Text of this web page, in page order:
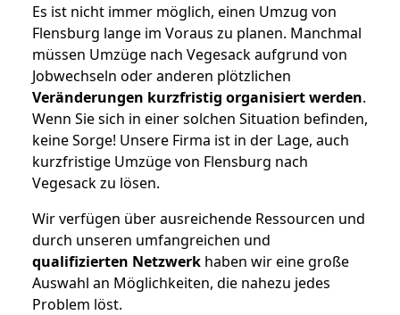
Es ist nicht immer möglich, einen Umzug von
Flensburg lange im Voraus zu planen. Manchmal
müssen Umzüge nach Vegesack aufgrund von
Jobwechseln oder anderen plötzlichen
Veränderungen kurzfristig organisiert werden.
Wenn Sie sich in einer solchen Situation befinden,
keine Sorge! Unsere Firma ist in der Lage, auch
kurzfristige Umzüge von Flensburg nach
Vegesack zu lösen.
Wir verfügen über ausreichende Ressourcen und
durch unseren umfangreichen und
qualifizierten Netzwerk haben wir eine große
Auswahl an Möglichkeiten, die nahezu jedes
Problem löst.